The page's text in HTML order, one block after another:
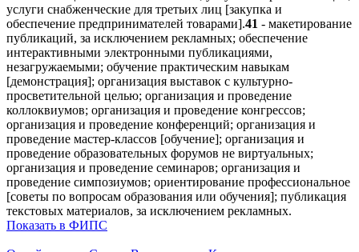
услуги снабженческие для третьих лиц [закупка и
обеспечение предпринимателей товарами].41 - макетирование
публикаций, за исключением рекламных; обеспечение
интерактивными электронными публикациями,
незагружаемыми; обучение практическим навыкам
[демонстрация]; организация выставок с культурно-
просветительной целью; организация и проведение
коллоквиумов; организация и проведение конгрессов;
организация и проведение конференций; организация и
проведение мастер-классов [обучение]; организация и
проведение образовательных форумов не виртуальных;
организация и проведение семинаров; организация и
проведение симпозиумов; ориентирование профессиональное
[советы по вопросам образования или обучения]; публикация
текстовых материалов, за исключением рекламных.
Показать в ФИПС